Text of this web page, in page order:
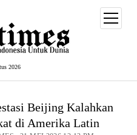
2026
open
menu
Beijing Kalahkan
di Amerika Latin